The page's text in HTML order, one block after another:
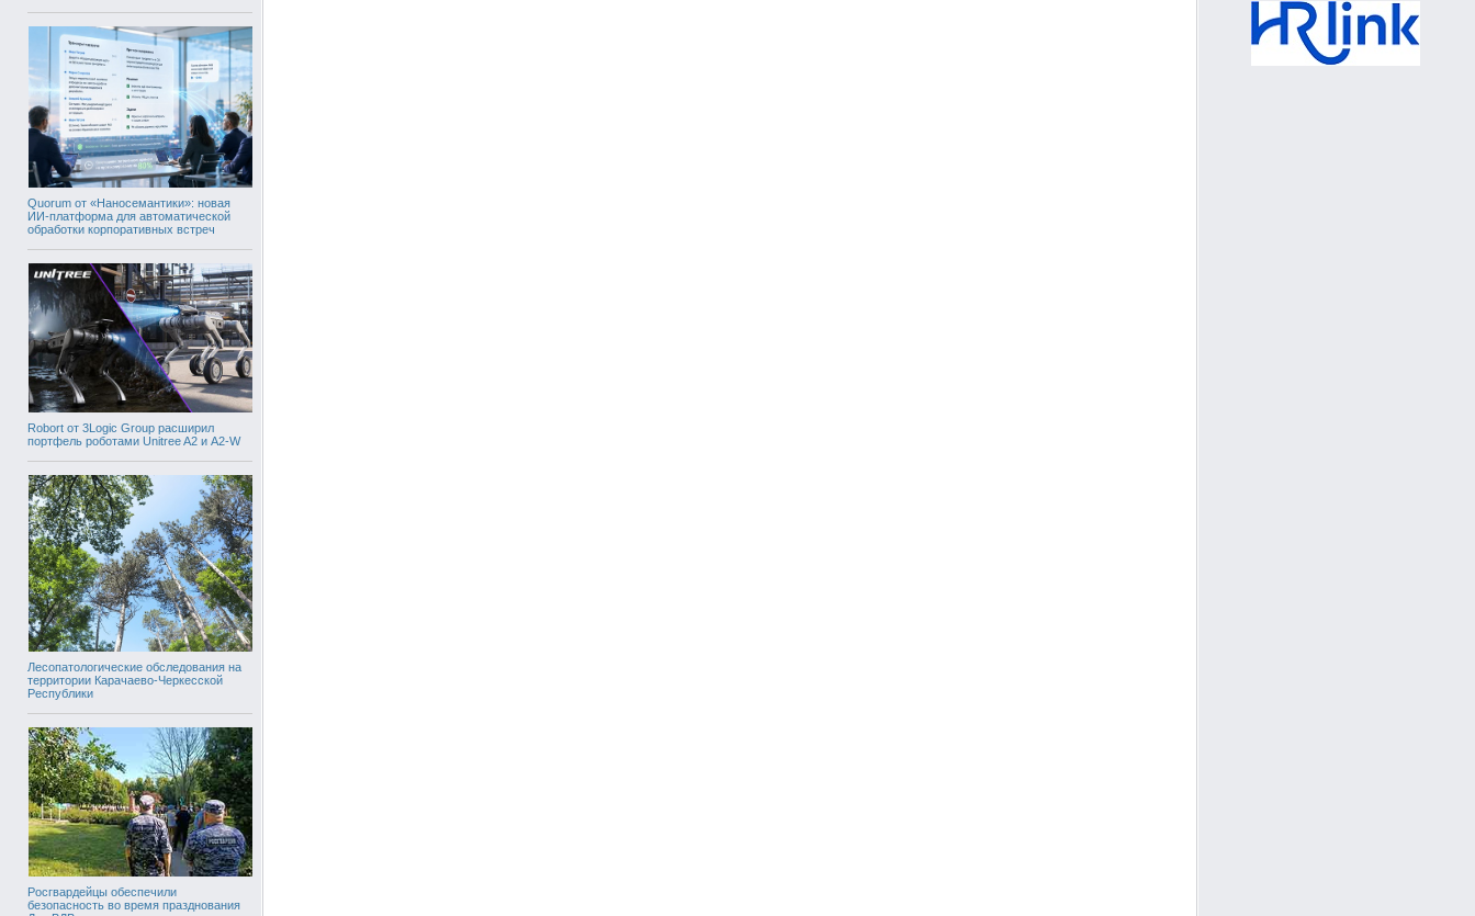
Quorum от «Наносемантики»: новая
ИИ-платформа для автоматической
обработки корпоративных встреч
Robort от 3Logic Group расширил
портфель роботами Unitree A2 и A2-W
Лесопатологические обследования на
территории Карачаево-Черкесской
Республики
Росгвардейцы обеспечили
безопасность во время празднования